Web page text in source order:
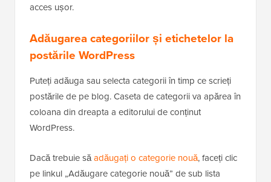
acces ușor.
Adăugarea categoriilor și etichetelor la
postările WordPress
Puteți adăuga sau selecta categorii în timp ce scrieți
postările de pe blog. Caseta de categorii va apărea în
coloana din dreapta a editorului de conținut
WordPress.
Dacă trebuie săadăugați o categorie nouă, faceți clic
pe linkul „Adăugare categorie nouă” de sub lista